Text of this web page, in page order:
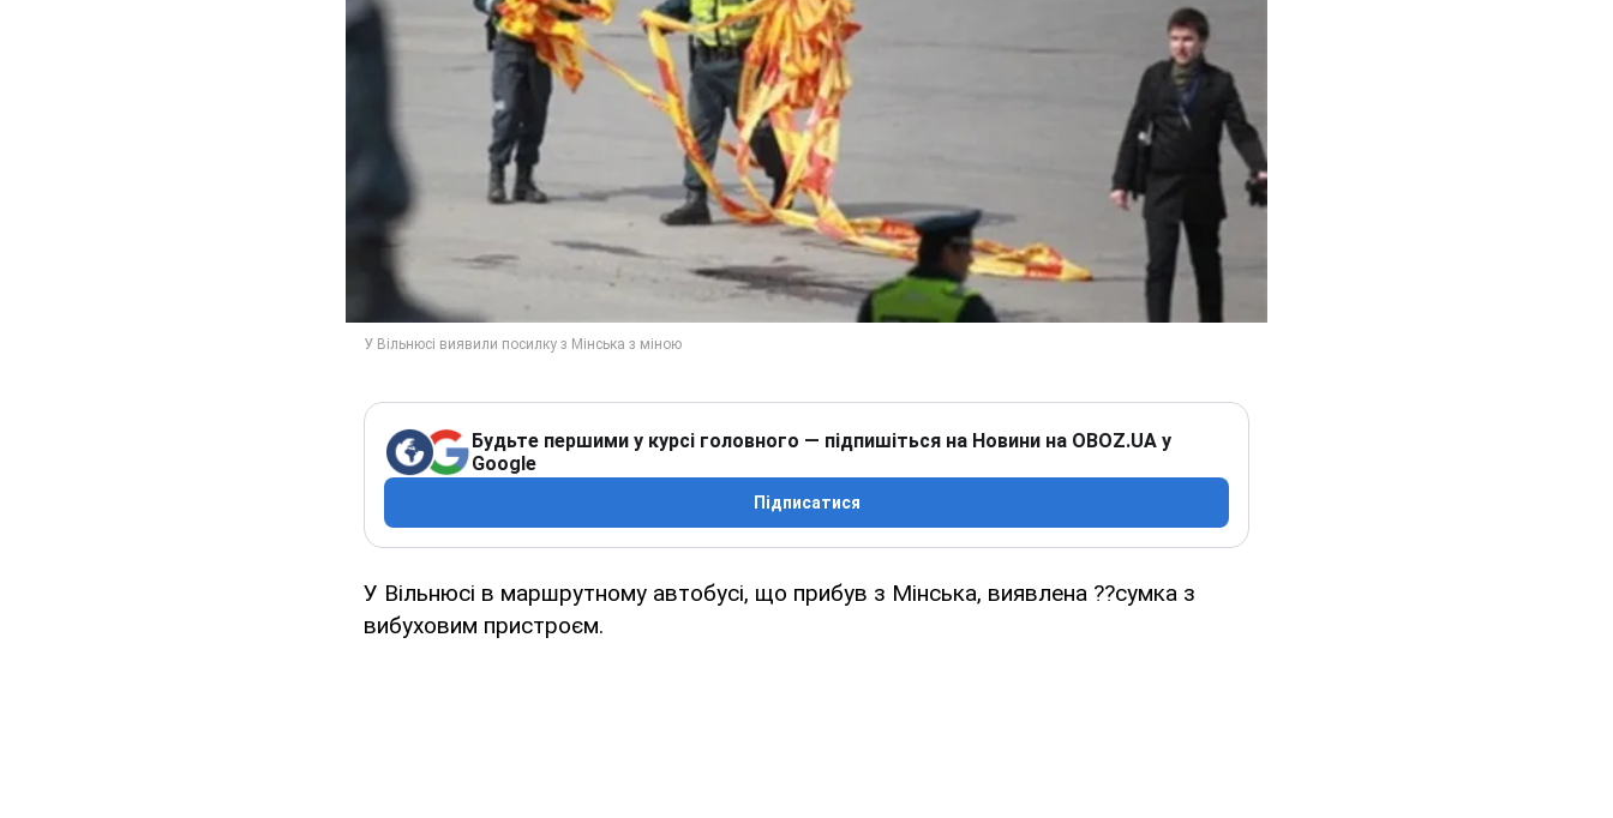
Будьте першими у курсі головного — підпишіться на Новини на OBOZ.UA у
Google
Підписатися
У Вільнюсі в маршрутному автобусі, що прибув з Мінська, виявлена ??сумка з
вибуховим пристроєм.